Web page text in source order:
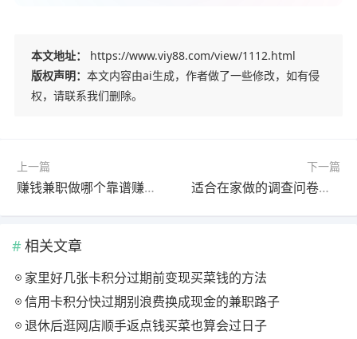
本文地址：
https://www.viy88.com/view/1112.html
版权声明： 本文内容由ai生成，作者做了一些修改，如有侵
权，请联系我们删除。
上一篇
赚钱兼职做哪个靠谱赚钱还快？比较赚钱的兼职分享
下一篇
适合在家做的调查问卷有哪些？这些调查平台都可以在家做
相关文章
家里好几张卡积分过期前变现买菜钱的方法
信用卡积分快过期别浪费换成现金的兼职路子
退休后逛网店顺手返点钱买菜也算会过日子